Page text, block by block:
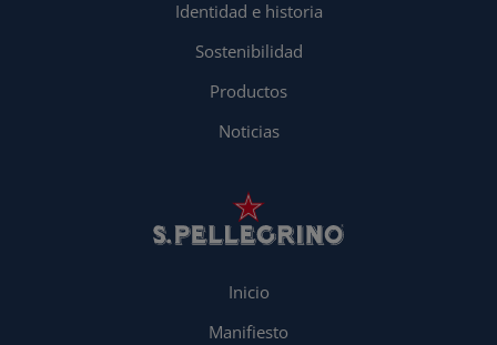
Identidad e historia
Sostenibilidad
Productos
Noticias
Inicio
Manifiesto